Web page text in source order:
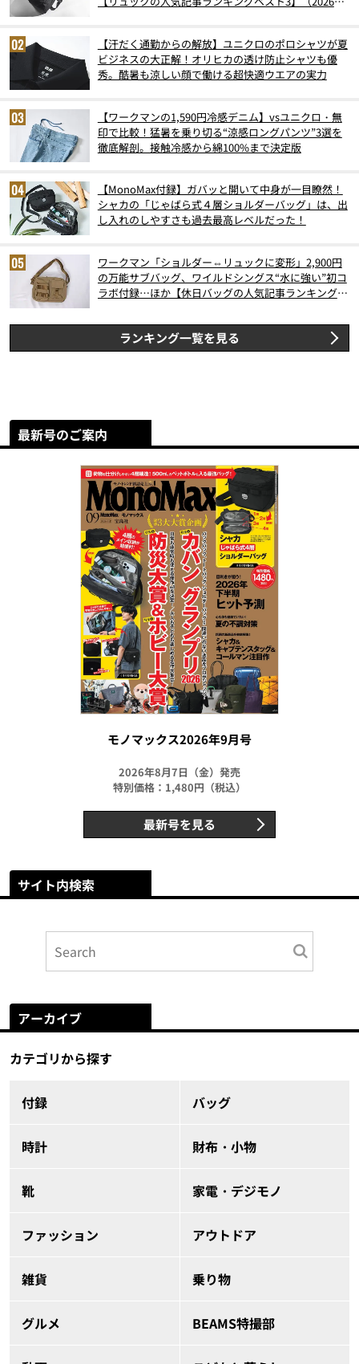
【汗だく通勤からの解放】ユニクロのポロシャツが夏
ビジネスの大正解！オリヒカの透け防止シャツも優
秀。酷暑も涼しい顔で働ける超快適ウエアの実力
【ワークマンの1,590円冷感デニム】vsユニクロ・無
印で比較！猛暑を乗り切る“涼感ロングパンツ”3選を
徹底解剖。接触冷感から綿100%まで決定版
【MonoMax付録】ガバッと開いて中身が一目瞭然！
シャカの「じゃばら式４層ショルダーバッグ」は、出
し入れのしやすさも過去最高レベルだった！
ワークマン「ショルダー⇔リュックに変形」2,900円
の万能サブバッグ、ワイルドシングス“水に強い”初コ
ラボ付録…ほか【休日バッグの人気記事ランキングベ
ランキング一覧を見る
最新号のご案内
モノマックス2026年9月号
2026年8月7日（金）発売
特別価格：1,480円（税込）
最新号を見る
サイト内検索
アーカイブ
カテゴリから探す
付録 バッグ
時計 財布・小物
靴 家電・デジモノ
ファッション アウトドア
雑貨 乗り物
グルメ BEAMS特撮部